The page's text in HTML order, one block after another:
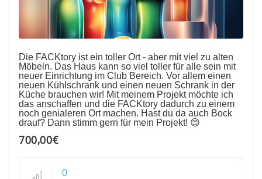
Die FACKtory ist ein toller Ort - aber mit viel zu alten
Möbeln. Das Haus kann so viel toller für alle sein mit
neuer Einrichtung im Club Bereich. Vor allem einen
neuen Kühlschrank und einen neuen Schrank in der
Küche brauchen wir! Mit meinem Projekt möchte ich
das anschaffen und die FACKtory dadurch zu einem
noch genialeren Ort machen. Hast du da auch Bock
drauf? Dann stimm gern für mein Projekt! 😊
700,00€
0